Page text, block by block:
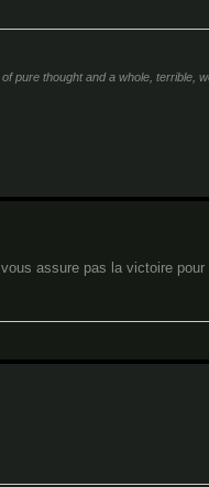
pure thought and a whole, terrible,
assure pas la victoire pour